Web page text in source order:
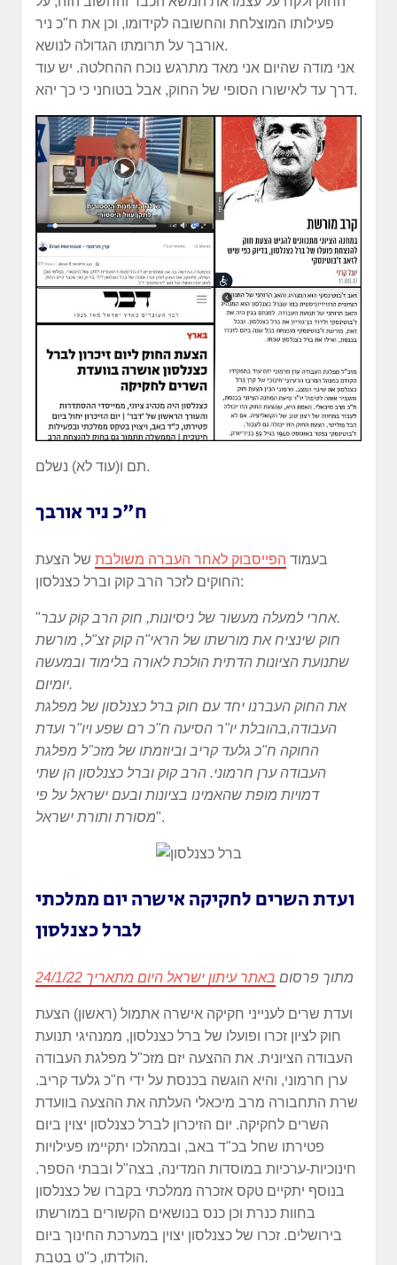
פעילותו המוצלחת והחשובה לקידומו, וכן את ח"כ ניר
אורבך על תרומתו הגדולה לנושא.
אני מודה שהיום אני מאד מתרגש נוכח ההחלטה. יש עוד
דרך עד לאישורו הסופי של החוק, אבל בטוחני כי כך יהא.
תם ו(עוד לא) נשלם.
ח"כ ניר אורבך
בעמוד הפייסבוק לאחר העברה משולבת של הצעת
החוקים לזכר הרב קוק וברל כצנלסון:
"
אחרי למעלה מעשור של ניסיונות, חוק הרב קוק עבר.
חוק שינציח את מורשתו של הראי"ה קוק זצ"ל, מורשת
שתנועת הציונות הדתית הולכת לאורה בלימוד ובמעשה
יומיום.
את החוק העברנו יחד עם חוק ברל כצנלסון של מפלגת
העבודה,בהובלת יו"ר הסיעה ח"כ רם שפע ויו"ר ועדת
החוקה ח"כ גלעד קריב וביוזמתו של מזכ"ל מפלגת
העבודה ערן חרמוני. הרב קוק וברל כצנלסון הן שתי
דמויות מופת שהאמינו בציונות ובעם ישראל על פי
מסורת ותורת ישראל".
ועדת השרים לחקיקה אישרה יום ממלכתי
לברל כצנלסון
מתוך פרסום באתר עיתון ישראל היום מתאריך 24/1/22
ועדת שרים לענייני חקיקה אישרה אתמול (ראשון) הצעת
חוק לציון זכרו ופועלו של ברל כצנלסון, ממנהיגי תנועת
העבודה הציונית. את ההצעה יזם מזכ"ל מפלגת העבודה
ערן חרמוני, והיא הוגשה בכנסת על ידי ח"כ גלעד קריב.
שרת התחבורה מרב מיכאלי העלתה את ההצעה בוועדת
השרים לחקיקה. יום הזיכרון לברל כצנלסון יצוין ביום
פטירתו שחל בכ"ד באב, ובמהלכו יתקיימו פעילויות
חינוכיות-ערכיות במוסדות המדינה, בצה"ל ובבתי הספר.
בנוסף יתקיים טקס אזכרה ממלכתי בקברו של כצנלסון
בחוות כנרת וכן כנס בנושאים הקשורים במורשתו
בירושלים. זכרו של כצנלסון יצוין במערכת החינוך ביום
הולדתו, כ"ט בטבת.